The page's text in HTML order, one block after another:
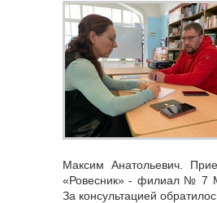
Максим Анатольевич.
«Ровесник» - филиал № 7
За консультацией